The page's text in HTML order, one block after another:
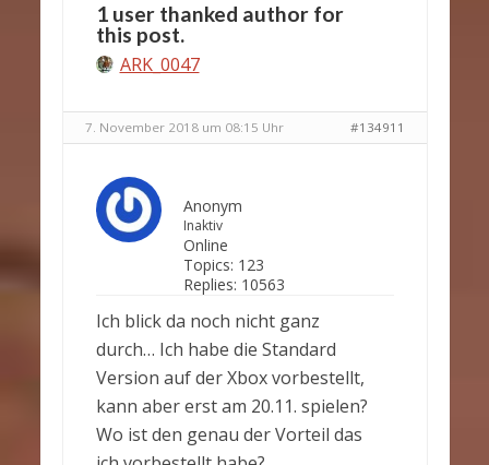
1 user thanked author for
this post.
ARK_0047
7. November 2018 um 08:15 Uhr #134911
Anonym
Inaktiv
Online
Topics: 123
Replies: 10563
Ich blick da noch nicht ganz
durch… Ich habe die Standard
Version auf der Xbox vorbestellt,
kann aber erst am 20.11. spielen?
Wo ist den genau der Vorteil das